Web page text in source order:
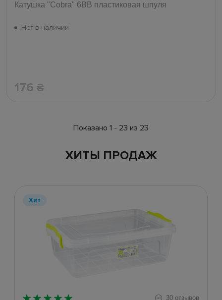
Катушка "Cobra" 6ВВ пластиковая шпуля
Нет в наличии
176 ₴
Показано 1 - 23 из 23
ХИТЫ ПРОДАЖ
Хит
30 отзывов